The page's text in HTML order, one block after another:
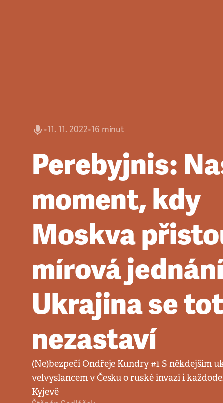
•11. 11. 2022•16 minut
Perebyjnis:
moment, kdy
Moskva
mírová
Ukrajina se
nezastaví
(Ne)bezpečí Ondřeje Kundry #1 S někdejším
velvyslancem v Česku o ruské invazi i
Kyjevě